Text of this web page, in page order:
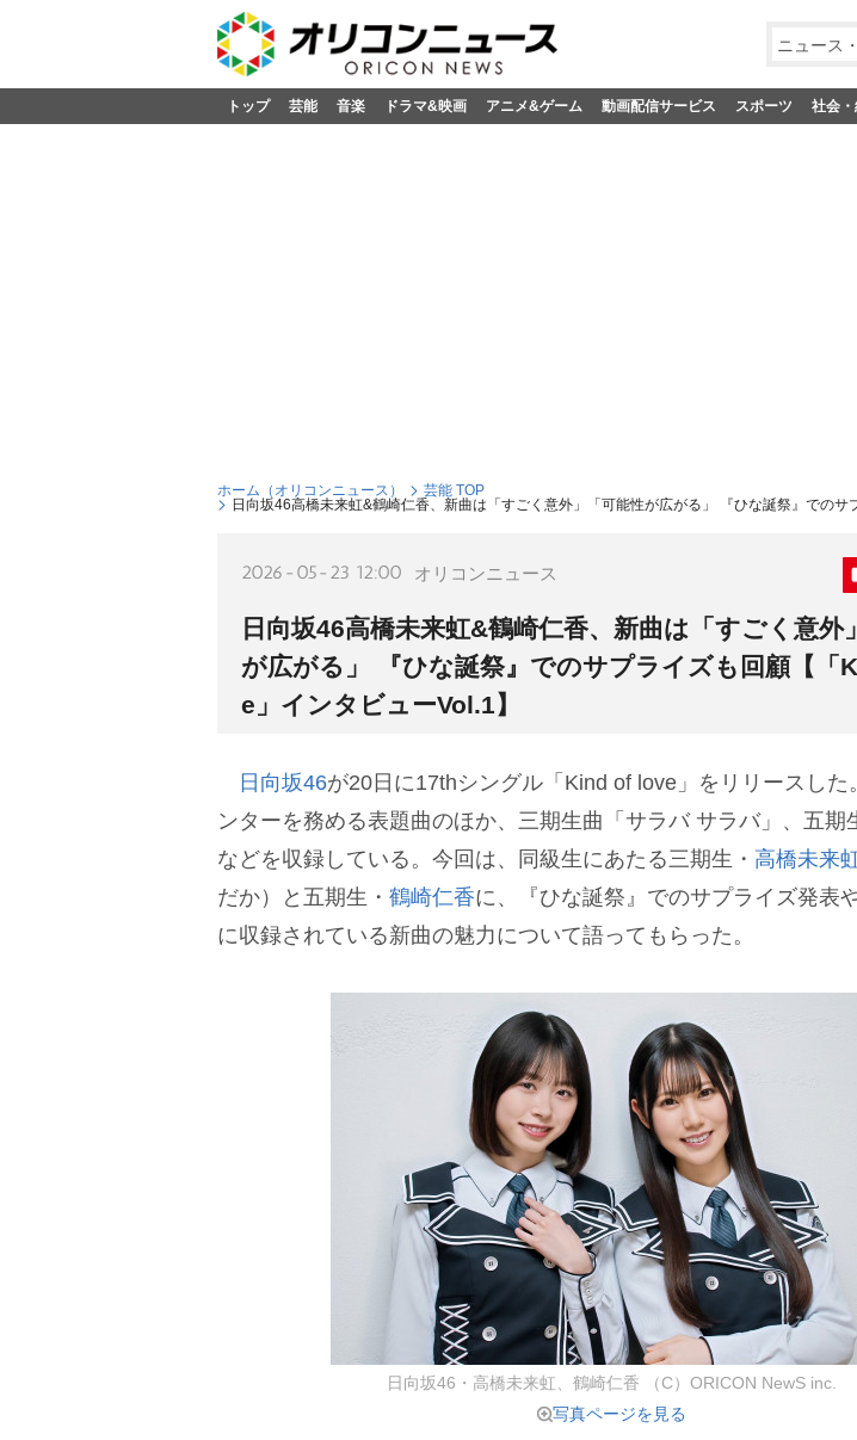
ニュース
トップ 芸能 音楽 ドラマ&映画 アニメ&ゲーム 動画配信サービス スポーツ 社会
ホーム（オリコンニュース）
芸能 TOP
日向坂46高橋未来虹&鶴崎仁香、新曲は「すごく意外」「可能性が広がる」 『ひな誕祭』でのサ
2026-05-23 12:00 オリコンニュース
日向坂46高橋未来虹&鶴崎仁香、新曲は「すごく意外
が広がる」 『ひな誕祭』でのサプライズも回顧【
e」インタビューVol.1】
日向坂46が20日に17thシングル「Kind of love」をリリースした
ンターを務める表題曲のほか、三期生曲「サラバ サラバ」、五期
などを収録している。今回は、同級生にあたる三期生・ 高橋未来
だか）と五期生・ 鶴崎仁香に、『ひな誕祭』でのサプライズ発表
に収録されている新曲の魅力について語ってもらった。
日向坂46・高橋未来虹、鶴崎仁香 （C）ORICON NewS inc.
写真ページを見る